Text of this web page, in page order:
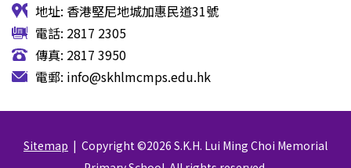
地址: 香港堅尼地城加惠民道31號
電話: 2817 2305
傳真: 2817 3950
電郵: info@skhlmcmps.edu.hk
Sitemap | Copyright ©2026 S.K.H. Lui Ming Choi Memorial